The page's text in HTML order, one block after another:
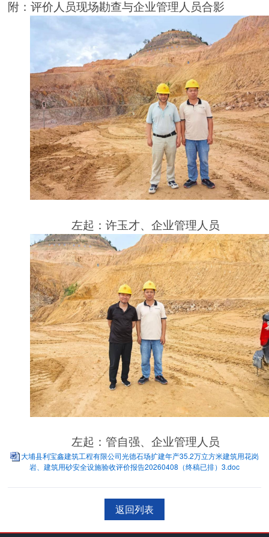
附：评价人员现场勘查与企业管理人员合影
左起：许玉才、企业管理人员
左起：管自强、企业管理人员
大埔县利宝鑫建筑工程有限公司光德石场扩建年产35.2万立方米建筑用花岗
岩、建筑用砂安全设施验收评价报告20260408（终稿已排）3.doc
返回列表